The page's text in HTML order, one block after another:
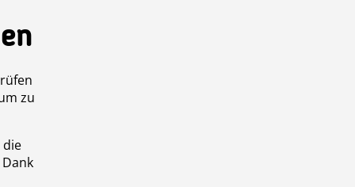
zu
die